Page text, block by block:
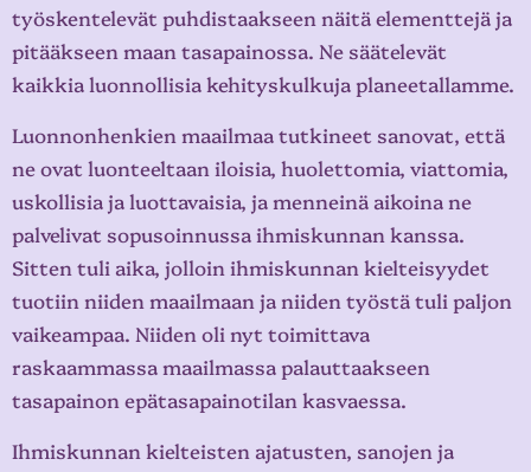
työskentelevät puhdistaakseen näitä elementtejä ja
pitääkseen maan tasapainossa. Ne säätelevät
kaikkia luonnollisia kehityskulkuja planeetallamme.
Luonnonhenkien maailmaa tutkineet sanovat, että
ne ovat luonteeltaan iloisia, huolettomia, viattomia,
uskollisia ja luottavaisia, ja menneinä aikoina ne
palvelivat sopusoinnussa ihmiskunnan kanssa.
Sitten tuli aika, jolloin ihmiskunnan kielteisyydet
tuotiin niiden maailmaan ja niiden työstä tuli paljon
vaikeampaa. Niiden oli nyt toimittava
raskaammassa maailmassa palauttaakseen
tasapainon epätasapainotilan kasvaessa.
Ihmiskunnan kielteisten ajatusten, sanojen ja